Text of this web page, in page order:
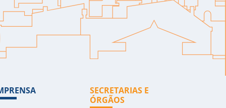
SECRETARIAS E
ÓRGÃOS